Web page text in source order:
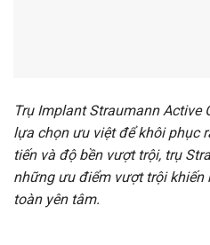
Trụ Implant Straumann Active
lựa chọn ưu việt để khôi phục
tiến và độ bền vượt trội, trụ
những ưu điểm vượt trội khiến
toàn yên tâm.